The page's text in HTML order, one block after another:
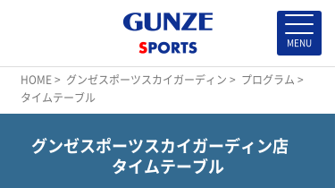
HOME> グンゼスポーツスカイガーディン > プログラム >
タイムテーブル
グンゼスポーツスカイガーディン店
タイムテーブル